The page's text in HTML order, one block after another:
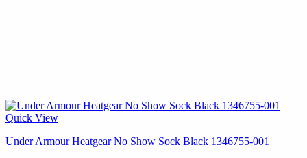
Quick View
Under Armour Heatgear No Show Sock Black 1346755-001